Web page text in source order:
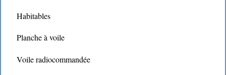
Habitables
Planche à voile
Voile radiocommandée